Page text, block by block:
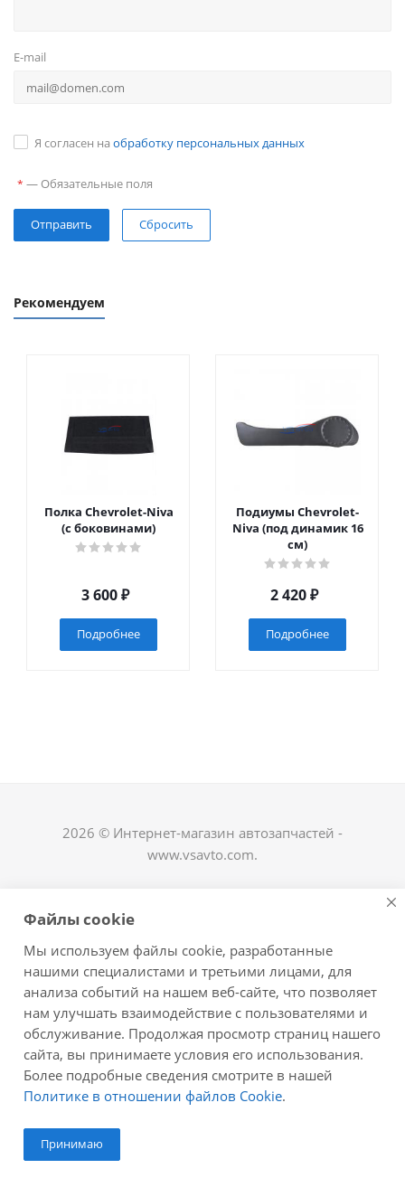
E-mail
Я согласен на обработку персональных данных
* — Обязательные поля
Сбросить
Рекомендуем
Полка Chevrolet-Niva
(с боковинами)
3 600₽
Подробнее
Подиумы Chevrolet-
Niva (под динамик 16
см)
2 420₽
Подробнее
2026 © Интернет-магазин автозапчастей -
www.vsavto.com.
+7 (8482) 622-122 avtovs@yandex.ru
г. Тольятти, ул. Офицерская 14, ГСК "Пламя", 4
этаж, офис 476
Оставайтесь на связи
Файлы cookie
Мы используем файлы cookie, разработанные
нашими специалистами и третьими лицами, для
анализа событий на нашем веб-сайте, что позволяет
нам улучшать взаимодействие с пользователями и
обслуживание. Продолжая просмотр страниц нашего
сайта, вы принимаете условия его использования.
Более подробные сведения смотрите в нашей
Политике в отношении файлов Cookie.
Принимаю